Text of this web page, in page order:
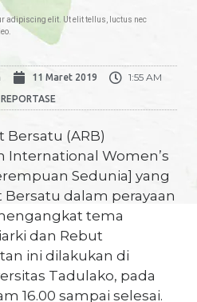
adipiscing elit. Ut elit tellus, luctus nec
11 Maret 2019 1:55 AM
REPORTASE
Bersatu (ARB)
International Women’s
Sedunia] yang
Bersatu dalam perayaan
tema
dan Rebut
ini dilakukan di
Tadulako, pada
16.00 sampai selesai.